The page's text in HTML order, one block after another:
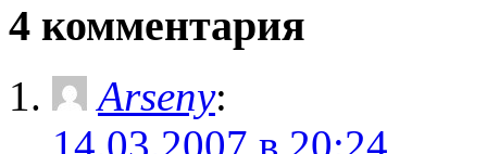
4 комментария
Arseny: